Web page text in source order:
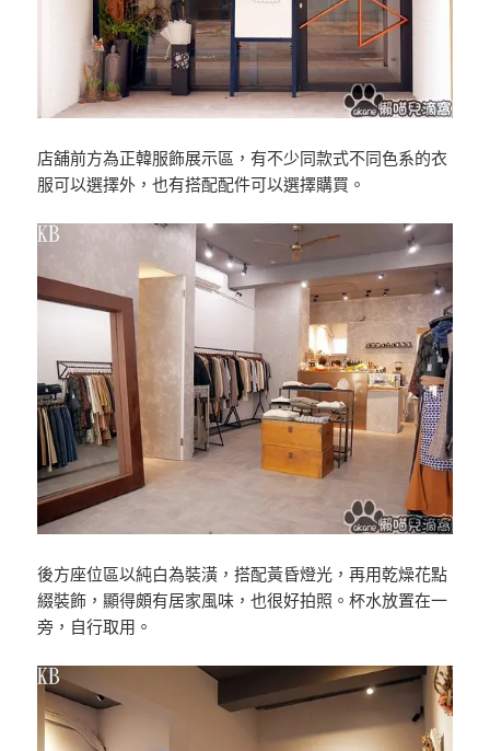
店舖前方為正韓服飾展示區，有不少同款式不同色系的衣
服可以選擇外，也有搭配配件可以選擇購買。
後方座位區以純白為裝潢，搭配黃昏燈光，再用乾燥花點
綴裝飾，顯得頗有居家風味，也很好拍照。杯水放置在一
旁，自行取用。